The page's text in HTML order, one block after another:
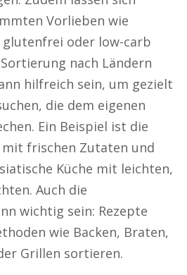
Vorlieben wie
glutenfrei oder low-carb
nach Ländern
hilfreich sein, um gezielt
die dem eigenen
Ein Beispiel ist die
frischen Zutaten und
Küche mit leichten,
Auch die
wichtig sein: Rezepte
wie Backen, Braten,
Grillen sortieren.